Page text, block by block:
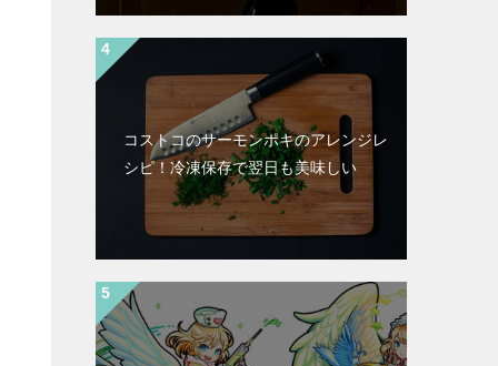
コストコのサーモンポキのアレンジレ
シピ！冷凍保存で翌日も美味しい